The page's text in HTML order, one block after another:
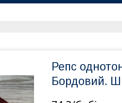
Репс
Бордовий.